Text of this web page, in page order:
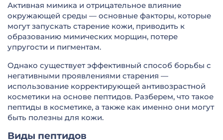
Активная мимика и отрицательное влияние
окружающей среды — основные факторы, которые
могут запускать старение кожи, приводить к
образованию мимических морщин, потере
упругости и пигментам.
Однако существует эффективный способ борьбы с
негативными проявлениями старения —
использование корректирующей антивозрастной
косметики на основе пептидов. Разберем, что такое
пептиды в косметике, а также как именно они могут
быть полезны для кожи.
Виды пептидов